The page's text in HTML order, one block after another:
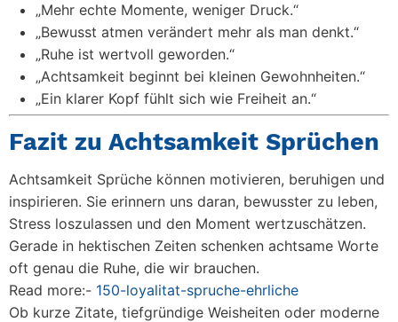
„Mehr echte Momente, weniger Druck.“
„Bewusst atmen verändert mehr als man denkt.“
„Ruhe ist wertvoll geworden.“
„Achtsamkeit beginnt bei kleinen Gewohnheiten.“
„Ein klarer Kopf fühlt sich wie Freiheit an.“
Fazit zu Achtsamkeit Sprüchen
Achtsamkeit Sprüche können motivieren, beruhigen und
inspirieren. Sie erinnern uns daran, bewusster zu leben,
Stress loszulassen und den Moment wertzuschätzen.
Gerade in hektischen Zeiten schenken achtsame Worte
oft genau die Ruhe, die wir brauchen.
Read more:- 150-loyalitat-spruche-ehrliche
Ob kurze Zitate, tiefgründige Weisheiten oder moderne